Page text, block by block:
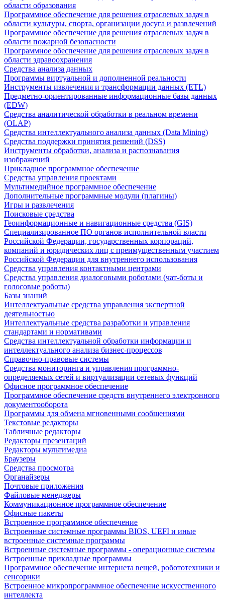
области образования
Программное обеспечение для решения отраслевых задач в
области культуры, спорта, организации досуга и развлечений
Программное обеспечение для решения отраслевых задач в
области пожарной безопасности
Программное обеспечение для решения отраслевых задач в
области здравоохранения
Средства анализа данных
Программы виртуальной и дополненной реальности
Инструменты извлечения и трансформации данных (ETL)
Предметно-ориентированные информационные базы данных
(EDW)
Средства аналитической обработки в реальном времени
(OLAP)
Средства интеллектуального анализа данных (Data Mining)
Средства поддержки принятия решений (DSS)
Инструменты обработки, анализа и распознавания
изображений
Прикладное программное обеспечение
Средства управления проектами
Мультимедийное программное обеспечение
Дополнительные программные модули (плагины)
Игры и развлечения
Поисковые средства
Геоинформационные и навигационные средства (GIS)
Специализированное ПО органов исполнительной власти
Российской Федерации, государственных корпораций,
компаний и юридических лиц с преимущественным участием
Российской Федерации для внутреннего использования
Средства управления контактными центрами
Средства управления диалоговыми роботами (чат-боты и
голосовые роботы)
Базы знаний
Интеллектуальные средства управления экспертной
деятельностью
Интеллектуальные средства разработки и управления
стандартами и нормативами
Средства интеллектуальной обработки информации и
интеллектуального анализа бизнес-процессов
Справочно-правовые системы
Средства мониторинга и управления программно-
определяемых сетей и виртуализации сетевых функций
Офисное программное обеспечение
Программное обеспечение средств внутреннего электронного
документооборота
Программы для обмена мгновенными сообщениями
Текстовые редакторы
Табличные редакторы
Редакторы презентаций
Редакторы мультимедиа
Браузеры
Средства просмотра
Органайзеры
Почтовые приложения
Файловые менеджеры
Коммуникационное программное обеспечение
Офисные пакеты
Встроенное программное обеспечение
Встроенные системные программы BIOS, UEFI и иные
встроенные системные программы
Встроенные системные программы - операционные системы
Встроенные прикладные программы
Программное обеспечение интернета вещей, робототехники и
сенсорики
Встроенное микропрограммное обеспечение искусственного
интеллекта